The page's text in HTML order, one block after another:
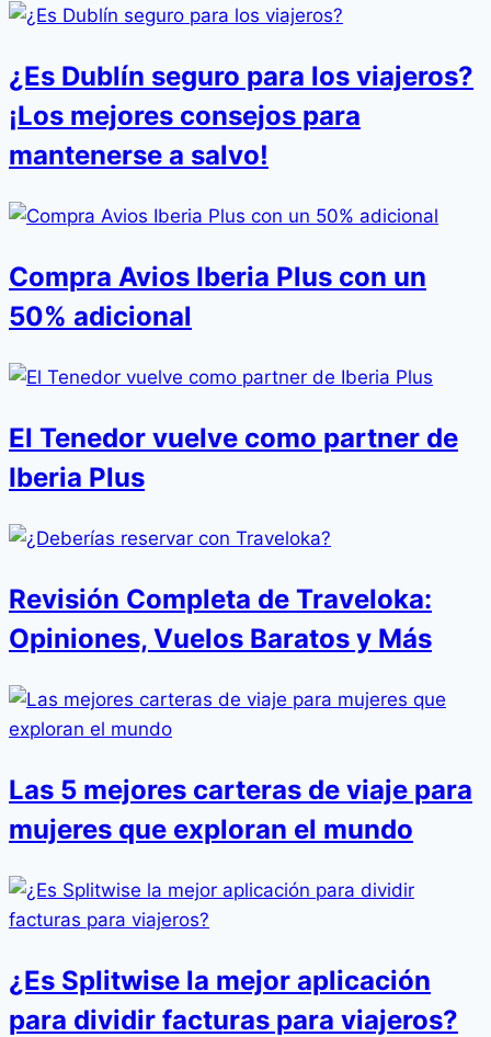
¿Es Dublín seguro para los viajeros?
¡Los mejores consejos para
mantenerse a salvo!
Compra Avios Iberia Plus con un
50% adicional
El Tenedor vuelve como partner de
Iberia Plus
Revisión Completa de Traveloka:
Opiniones, Vuelos Baratos y Más
Las 5 mejores carteras de viaje para
mujeres que exploran el mundo
¿Es Splitwise la mejor aplicación
para dividir facturas para viajeros?